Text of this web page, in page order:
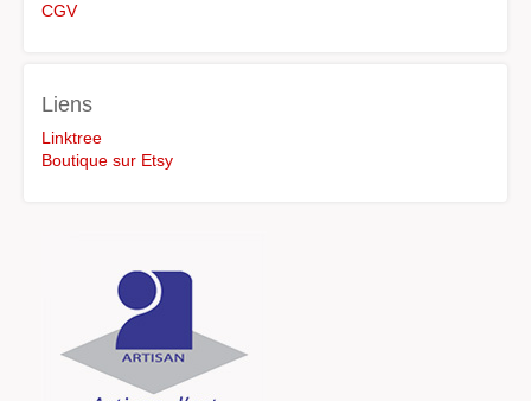
CGV
Liens
Linktree
Boutique sur Etsy